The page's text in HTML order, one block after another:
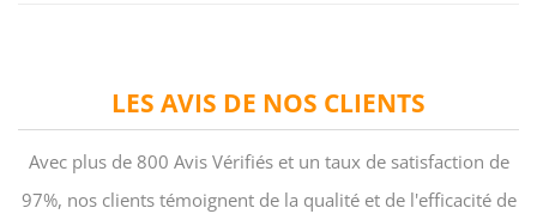
LES AVIS DE NOS CLIENTS
Avec plus de 800 Avis Vérifiés et un taux de satisfaction de
97%, nos clients témoignent de la qualité et de l'efficacité de